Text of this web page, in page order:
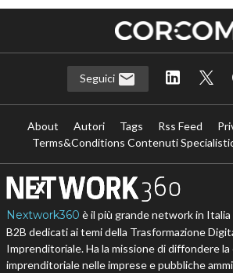
Seguici
About Autori Tags Rss Feed
Terms&Conditions Contenuti
Nextwork360 è il più grande network in
B2B dedicati ai temi della Trasformazione
Imprenditoriale. Ha la missione di diffondere
imprenditoriale nelle imprese e pubbliche